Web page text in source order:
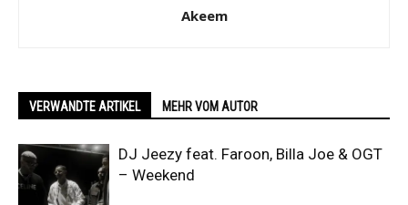
Akeem
VERWANDTE ARTIKEL MEHR VOM AUTOR
DJ Jeezy feat. Faroon, Billa Joe & OGT
– Weekend